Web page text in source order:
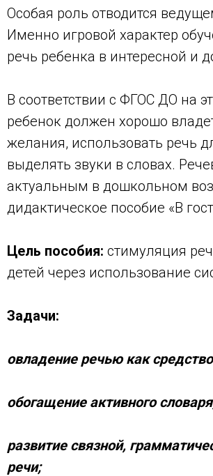
Особая роль отводится
Именно игровой характер
речь ребенка в интересной и
В соответствии с ФГОС ДО на
ребенок должен хорошо
желания, использовать речь
выделять звуки в словах.
актуальным в дошкольном
дидактическое пособие «В
Цель пособия: стимуляция
детей через использование
Задачи:
овладение речью как
обогащение активного
развитие связной,
речи;